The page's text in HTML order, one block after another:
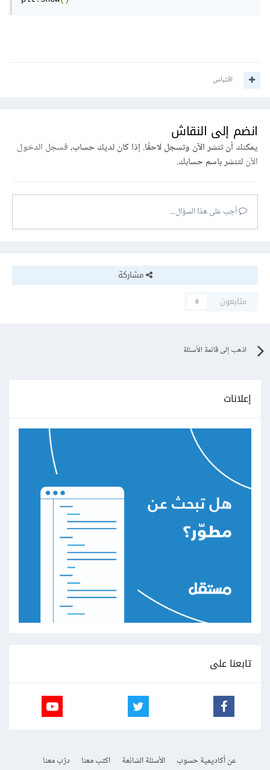
اقتباس
انضم إلى النقاش
يمكنك أن تنشر الآن وتسجل لاحقًا. إذا كان لديك حساب،فسجل الدخول
الآنلتنشر باسم حسابك.
أجب على هذا السؤال...
مشاركة
متابعون
0
اذهب إلى قائمة الأسئلة
إعلانات
تابعنا على
عن أكاديمية حسوب الأسئلة الشائعة اكتب معنا
درّب معنا